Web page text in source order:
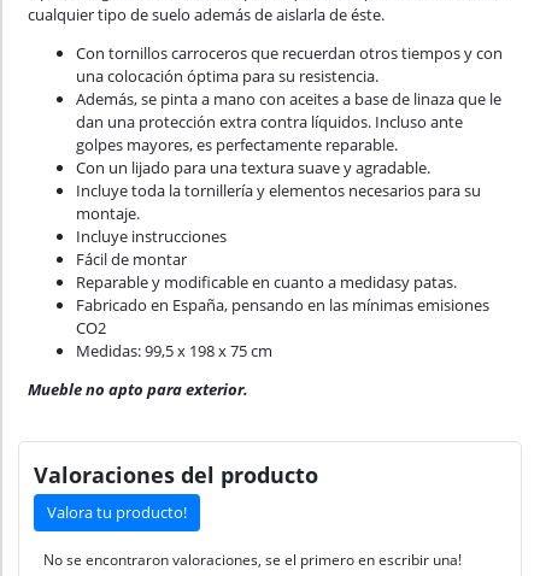
cualquier tipo de suelo además de aislarla de éste.
Con tornillos carroceros que recuerdan otros tiempos y con
una colocación óptima para su resistencia.
Además, se pinta a mano con aceites a base de linaza que le
dan una protección extra contra líquidos. Incluso ante
golpes mayores, es perfectamente reparable.
Con un lijado para una textura suave y agradable.
Incluye toda la tornillería y elementos necesarios para su
montaje.
Incluye instrucciones
Fácil de montar
Reparable y modificable en cuanto a medidasy patas.
Fabricado en España, pensando en las mínimas emisiones
CO2
Medidas: 99,5 x 198 x 75 cm
Mueble no apto para exterior.
Valoraciones del producto
Valora tu producto!
No se encontraron valoraciones, se el primero en escribir una!